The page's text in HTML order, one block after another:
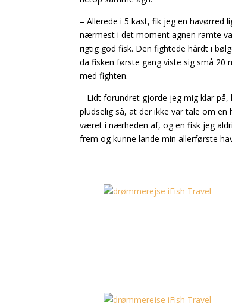
– Allerede i 5 kast, fik jeg en havørred
nærmest i det moment agnen ramte
rigtig god fisk. Den fightede hårdt i
da fisken første gang viste sig små 20
med fighten.
– Lidt forundret gjorde jeg mig klar
pludselig så, at der ikke var tale om
været i nærheden af, og en fisk jeg
frem og kunne lande min allerførste